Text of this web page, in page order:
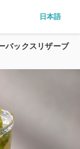
日本語
バックスリザーブ